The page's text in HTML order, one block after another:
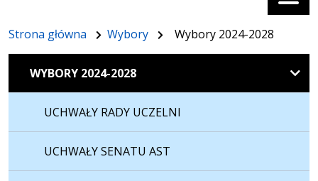
Strona główna Wybory Wybory 2024-2028
WYBORY 2024-2028
UCHWAŁY RADY UCZELNI
UCHWAŁY SENATU AST